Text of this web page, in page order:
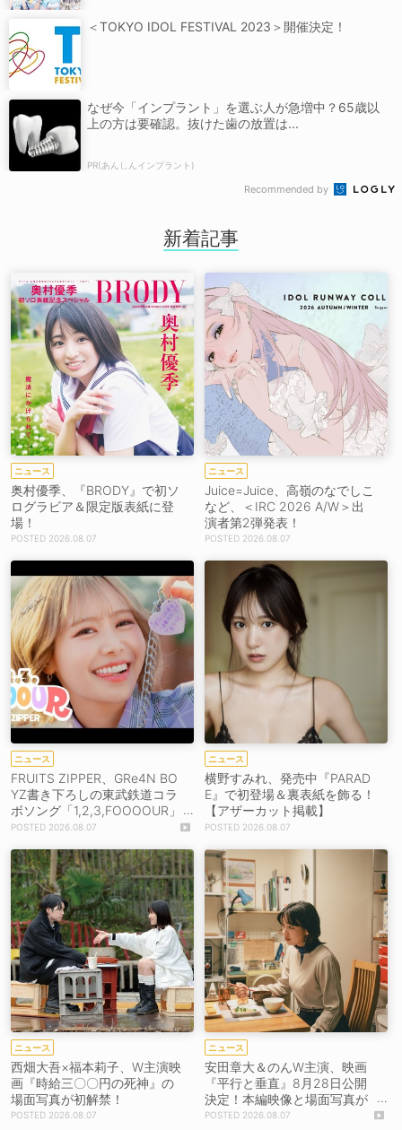
＜TOKYO IDOL FESTIVAL 2023＞開催決定！
なぜ今「インプラント」を選ぶ人が急増中？65歳以
上の方は要確認。抜けた歯の放置は...
PR(あんしんインプラント)
Recommended by
新着記事
ニュース
奥村優季、『BRODY』で初ソ
ログラビア＆限定版表紙に登
場！
2026.08.07
ニュース
Juice=Juice、高嶺のなでしこ
など、＜IRC 2026 A/W＞出
演者第2弾発表！
2026.08.07
ニュース
FRUITS ZIPPER、GRe4N BO
YZ書き下ろしの東武鉄道コラ
ボソング「1,2,3,FOOOOUR」
をリリース＆MV公開！
2026.08.07
ニュース
横野すみれ、発売中『PARAD
E』で初登場＆裏表紙を飾る！
【アザーカット掲載】
2026.08.07
ニュース
西畑大吾×福本莉子、W主演映
画『時給三〇〇円の死神』の
場面写真が初解禁！
2026.08.07
ニュース
安田章大＆のんW主演、映画
『平行と垂直』8月28日公開
決定！本編映像と場面写真が
初解禁！2026.08.07